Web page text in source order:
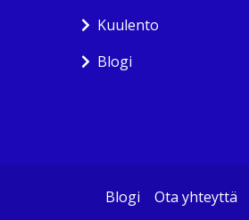
Kuulento
Blogi
Blogi Ota yhteyttä